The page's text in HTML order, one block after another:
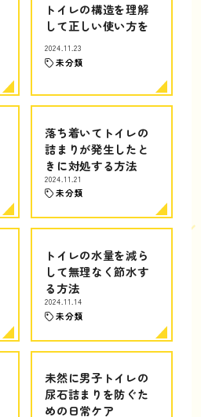
トイレの構造を理解
して正しい使い方を
2024.11.23
未分類
落ち着いてトイレの
詰まりが発生したと
きに対処する方法
2024.11.21
未分類
トイレの水量を減ら
して無理なく節水す
る方法
2024.11.14
未分類
未然に男子トイレの
尿石詰まりを防ぐた
めの日常ケア